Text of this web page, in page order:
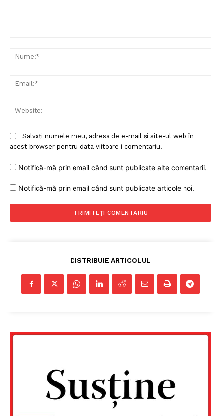
Salvați numele meu, adresa de e-mail și site-ul web în
acest browser pentru data viitoare i comentariu.
Notifică-mă prin email când sunt publicate alte comentarii.
Notifică-mă prin email când sunt publicate articole noi.
DISTRIBUIE ARTICOLUL